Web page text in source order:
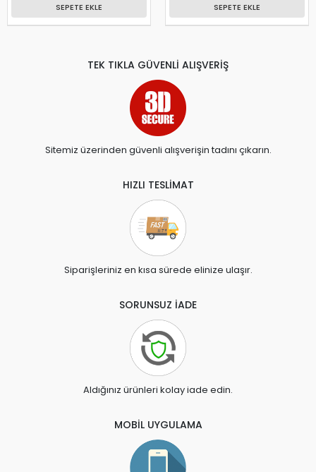
SEPETE EKLE SEPETE EKLE
TEK TIKLA GÜVENLİ ALIŞVERİŞ
Sitemiz üzerinden güvenli alışverişin tadını çıkarın.
HIZLI TESLİMAT
Siparişleriniz en kısa sürede elinize ulaşır.
SORUNSUZ İADE
Aldığınız ürünleri kolay iade edin.
MOBİL UYGULAMA